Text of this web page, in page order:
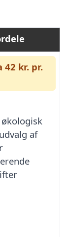
42 kr. pr.
økologisk
af